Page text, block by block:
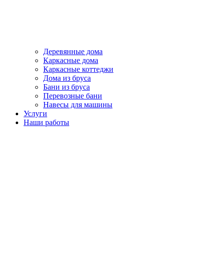
Деревянные дома
Каркасные дома
Каркасные коттеджи
Дома из бруса
Бани из бруса
Перевозные бани
Навесы для машины
Услуги
Наши работы